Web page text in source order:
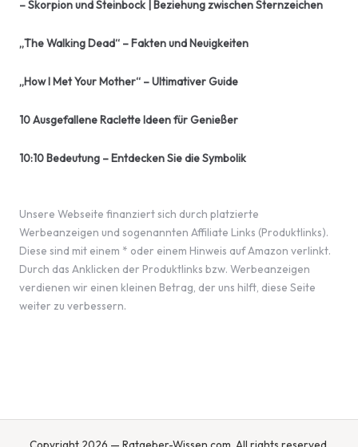
– Skorpion und Steinbock | Beziehung zwischen Sternzeichen
„The Walking Dead“ – Fakten und Neuigkeiten
„How I Met Your Mother“ – Ultimativer Guide
10 Ausgefallene Raclette Ideen für Genießer
10:10 Bedeutung – Entdecken Sie die Symbolik
Unsere Webseite finanziert sich durch platzierte
Werbeanzeigen und sogenannten Affiliate Links (Produktlinks).
Diese sind mit einem * oder einem Hinweis auf Amazon verlinkt.
Durch das Anklicken der Produktlinks bzw. Werbeanzeigen
verdienen wir einen kleinen Betrag, der uns hilft, diese Seite
weiter zu verbessern.